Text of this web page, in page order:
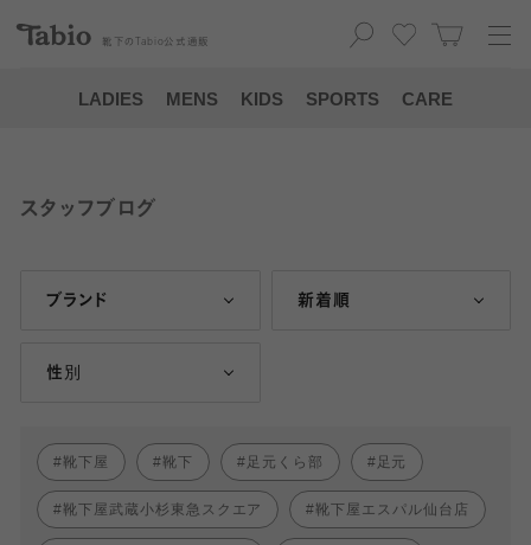
靴下の Tabio 公式通販
LADIES MENS KIDS SPORTS CARE
スタッフブログ
ブランド 新着順
性別
靴下屋 靴下 足元くら部 足元
靴下屋武蔵小杉東急スクエア 靴下屋エスパル仙台店